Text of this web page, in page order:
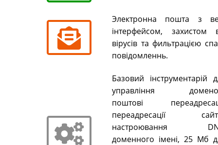
Электронна пошта з
інтерфейсом, захистом
вірусів та фильтрацією
повідомленнь.
Базовий інструментарій
управління
поштові
переадресації
настроювання
доменного імені, 25 Мб